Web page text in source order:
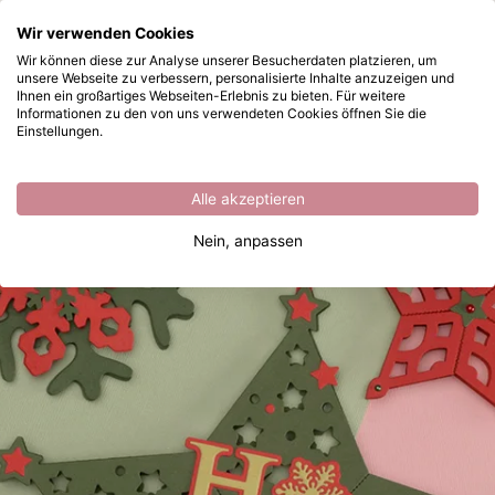
Zum Hauptinhalt springen
Sofort ab Lager lieferbar Faltstanzformen Weihnachtsstern Ornamente
Wonach suchen Sie?
Wir verwenden Cookies
Wir können diese zur Analyse unserer Besucherdaten platzieren, um
unsere Webseite zu verbessern, personalisierte Inhalte anzuzeigen und
Ihnen ein großartiges Webseiten-Erlebnis zu bieten. Für weitere
Informationen zu den von uns verwendeten Cookies öffnen Sie die
Einstellungen.
Alle akzeptieren
Nein, anpassen